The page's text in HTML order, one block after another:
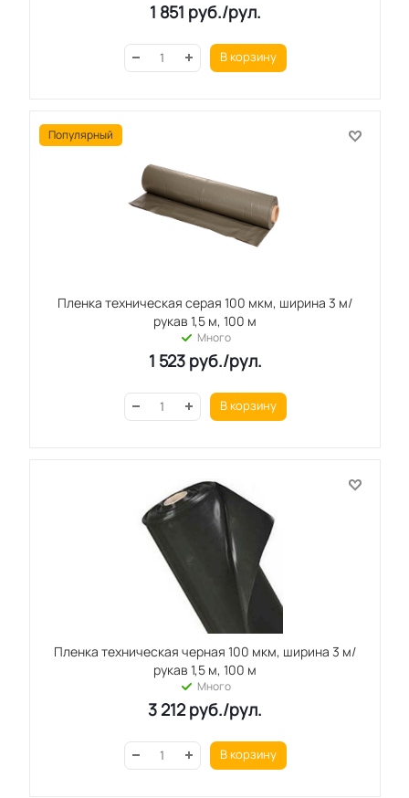
1 851 руб./рул.
В корзину
Популярный
Пленка техническая серая 100 мкм, ширина 3 м/
рукав 1,5 м, 100 м
Много
1 523руб./рул.
В корзину
Пленка техническая черная 100 мкм, ширина 3 м/
рукав 1,5 м, 100 м
Много
3 212руб./рул.
В корзину